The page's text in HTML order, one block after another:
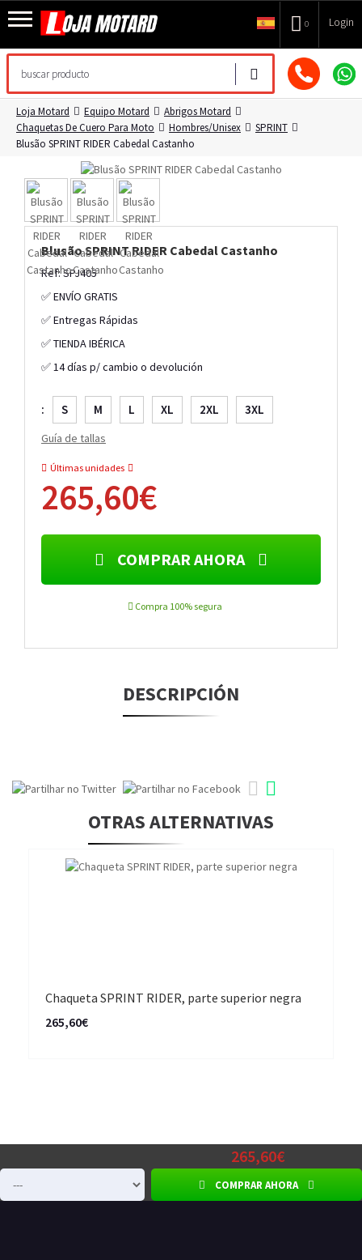
0 Login
Loja Motard Equipo Motard
Abrigos Motard
Chaquetas De Cuero Para Moto
Hombres/Unisex
SPRINT
Blusão SPRINT RIDER Cabedal Castanho
Blusão SPRINT RIDER Cabedal Castanho
Ref: SPJ405
✅ ENVÍO GRATIS
✅ Entregas Rápidas
✅ TIENDA IBÉRICA
✅ 14 días p/ cambio o devolución
: S M L XL 2XL 3XL
Guía de tallas
Últimas unidades
265,60€
COMPRAR AHORA
Compra 100% segura
DESCRIPCIÓN
OTRAS ALTERNATIVAS
Chaqueta SPRINT RIDER, parte superior negra
265,60€
265,60€
COMPRAR AHORA